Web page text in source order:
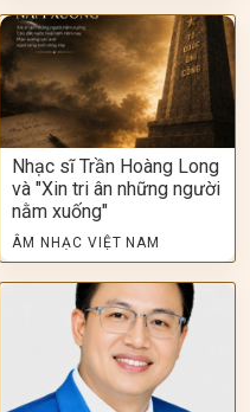
Nhạc sĩ Trần Hoàng Long
và "Xin tri ân những người
nằm xuống"
ÂM NHẠC VIỆT NAM